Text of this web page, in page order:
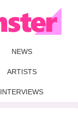
NEWS
ARTISTS
INTERVIEWS